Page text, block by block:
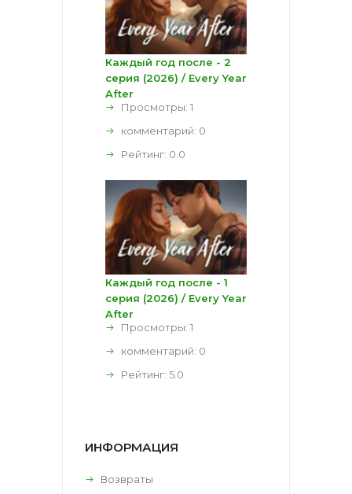
Каждый год после - 2
серия (2026) / Every Year
After
Просмотры: 1
комментарий: 0
Рейтинг: 0.0
Каждый год после - 1
серия (2026) / Every Year
After
Просмотры: 1
комментарий: 0
Рейтинг: 5.0
ИНФОРМАЦИЯ
Возвраты